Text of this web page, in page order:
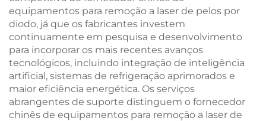
equipamentos para remoção a laser de pelos por
diodo, já que os fabricantes investem
continuamente em pesquisa e desenvolvimento
para incorporar os mais recentes avanços
tecnológicos, incluindo integração de inteligência
artificial, sistemas de refrigeração aprimorados e
maior eficiência energética. Os serviços
abrangentes de suporte distinguem o fornecedor
chinês de equipamentos para remoção a laser de